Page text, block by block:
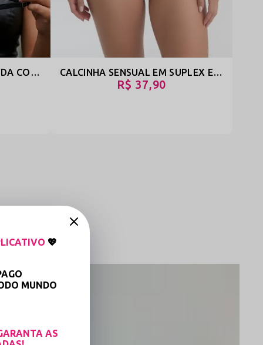
CALCINHA ABERTA EM RENDA COM FRASES PERSONALIZADAS ATÉ 10 LETRAS – PRENDA CALCINHA SENSUAL EM SUPLEX E RENDA COM BUMBUM EM TULE DOBRADO - MALU
R$ 37,90
💖
MUNDO
AS